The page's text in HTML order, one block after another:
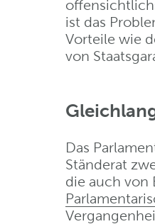
ist das
Vorteile wie
von
Das
Ständerat
die auch von